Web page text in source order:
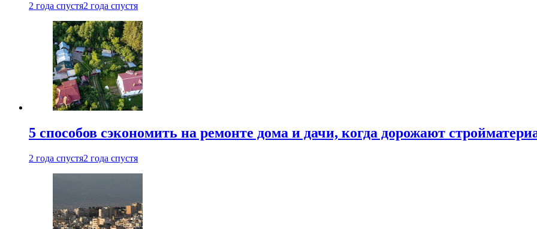
2 года спустя2 года спустя
5 способов сэкономить на ремонте дома и дачи, когда дорожают
2 года спустя2 года спустя